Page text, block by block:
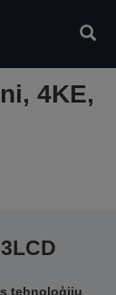
4KE,
tehnoloģiju